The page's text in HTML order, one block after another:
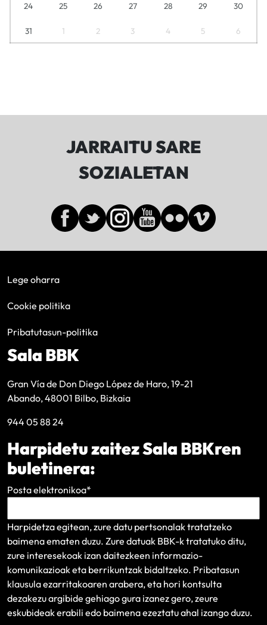
24 25 26 27 28 29 30
31 1 2 3 4 5 6
JARRAITU SARE
SOZIALETAN
Lege oharra
Cookie politika
Pribatutasun-politika
Sala BBK
Gran Vía de Don Diego López de Haro, 19-21
Abando, 48001 Bilbo, Bizkaia
944 05 88 24
Harpidetu zaitez Sala BBKren
buletinera:
Posta elektronikoa*
Harpidetza egitean, zure datu pertsonalak tratatzeko
baimena ematen duzu. Zure datuak BBK-k tratatuko ditu,
zure interesekoak izan daitezkeen informazio-
komunikazioak eta berrikuntzak bidaltzeko. Pribatasun
klausulaezarritakoaren arabera, eta hori kontsulta
dezakezu argibide gehiago gura izanez gero, zeure
eskubideak erabili edo baimena ezeztatu ahal izango duzu.